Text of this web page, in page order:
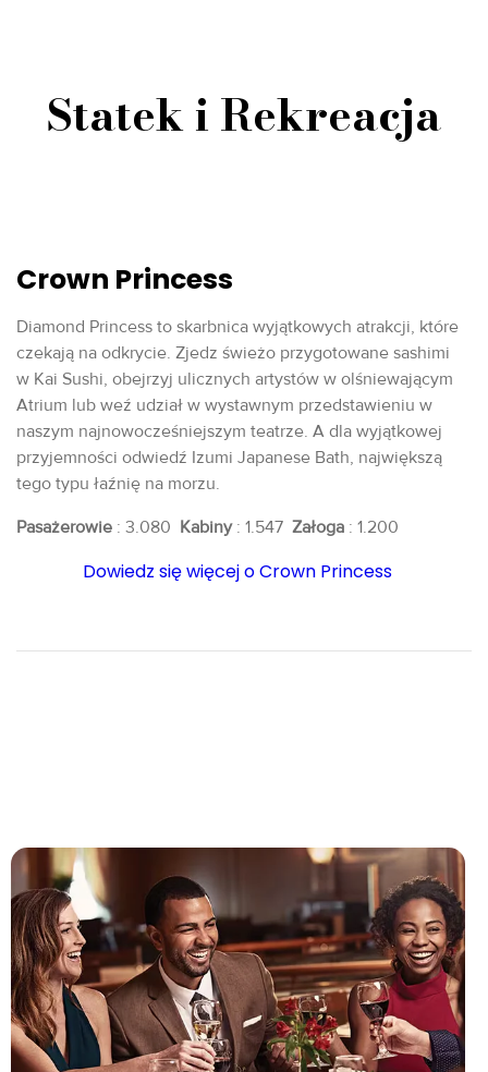
Statek i Rekreacja
Crown Princess
Diamond Princess to skarbnica wyjątkowych atrakcji, które
czekają na odkrycie. Zjedz świeżo przygotowane sashimi
w Kai Sushi, obejrzyj ulicznych artystów w olśniewającym
Atrium lub weź udział w wystawnym przedstawieniu w
naszym najnowocześniejszym teatrze. A dla wyjątkowej
przyjemności odwiedź Izumi Japanese Bath, największą
tego typu łaźnię na morzu.
Pasażerowie : 3.080 Kabiny: 1.547 Załoga : 1.200
Dowiedz się więcej o Crown Princess